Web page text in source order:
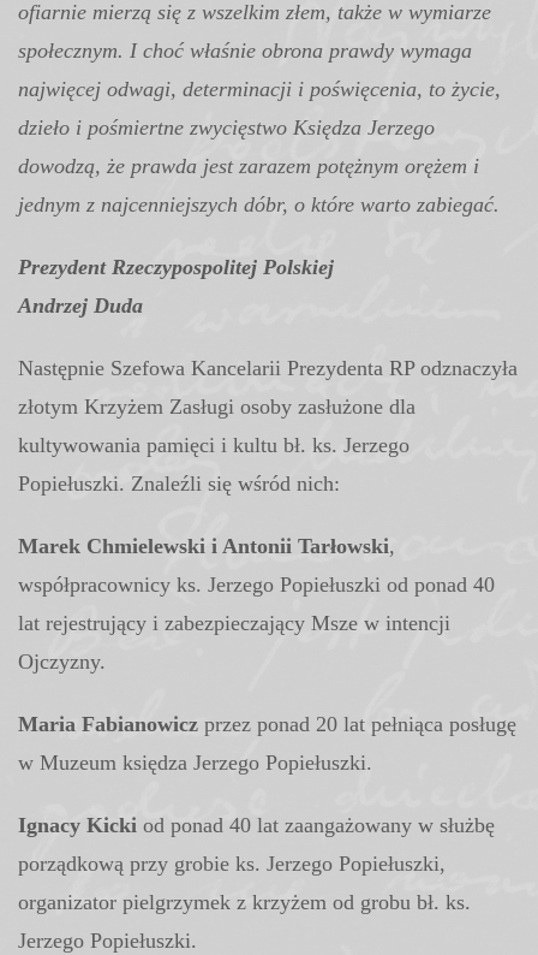
ofiarnie mierzą się z wszelkim złem, także w wymiarze
społecznym. I choć właśnie obrona prawdy wymaga
najwięcej odwagi, determinacji i poświęcenia, to życie,
dzieło i pośmiertne zwycięstwo Księdza Jerzego
dowodzą, że prawda jest zarazem potężnym orężem i
jednym z najcenniejszych dóbr, o które warto zabiegać.
Prezydent Rzeczypospolitej Polskiej
Andrzej Duda
Następnie Szefowa Kancelarii Prezydenta RP odznaczyła
złotym Krzyżem Zasługi osoby zasłużone dla
kultywowania pamięci i kultu bł. ks. Jerzego
Popiełuszki. Znaleźli się wśród nich:
Marek Chmielewski i Antonii Tarłowski,
współpracownicy ks. Jerzego Popiełuszki od ponad 40
lat rejestrujący i zabezpieczający Msze w intencji
Ojczyzny.
Maria Fabianowicz przez ponad 20 lat pełniąca posługę
w Muzeum księdza Jerzego Popiełuszki.
Ignacy Kicki od ponad 40 lat zaangażowany w służbę
porządkową przy grobie ks. Jerzego Popiełuszki,
organizator pielgrzymek z krzyżem od grobu bł. ks.
Jerzego Popiełuszki.